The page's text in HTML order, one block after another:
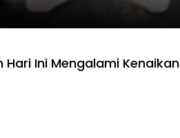
Hari Ini Mengalami Kenaikan